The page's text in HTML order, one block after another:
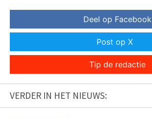
Deel op Facebook
Post op X
Tip de redactie
VERDER IN HET NIEUWS: